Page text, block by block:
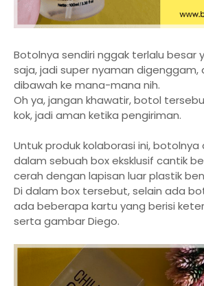
Botolnya sendiri nggak terlalu besar
saja, jadi super nyaman digenggam,
dibawah ke mana-mana nih.
Oh ya, jangan khawatir, botol
kok, jadi aman ketika pengiriman.
Untuk produk kolaborasi ini, botolnya
dalam sebuah box eksklusif cantik
cerah dengan lapisan luar plastik
Di dalam box tersebut, selain ada
ada beberapa kartu yang berisi
serta gambar Diego.